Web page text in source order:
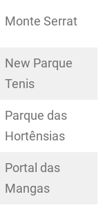
Monte Serrat
New Parque
Tenis
Parque das
Hortênsias
Portal das
Mangas